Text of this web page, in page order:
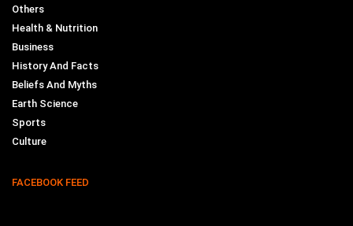
Others
Health & Nutrition
Business
History And Facts
Beliefs And Myths
Earth Science
Sports
Culture
FACEBOOK FEED